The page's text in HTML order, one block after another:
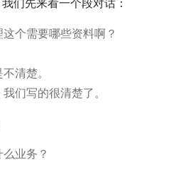
们先来看一个段对话：
个需要哪些资料啊？
清楚。
们写的很清楚了。
业务？